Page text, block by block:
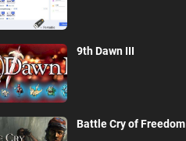
9th Dawn III
Battle Cry of Freedom